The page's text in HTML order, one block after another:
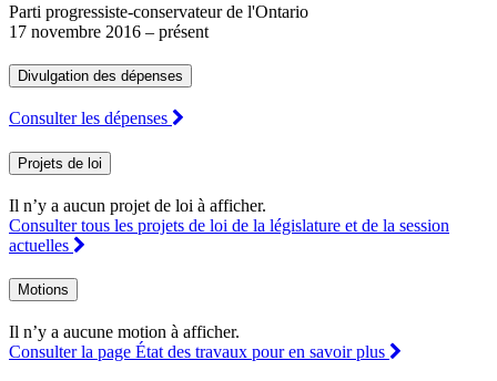
Parti progressiste-conservateur de l'Ontario
17 novembre 2016 – présent
Divulgation des dépenses
Consulter les dépenses
Projets de loi
Il n’y a aucun projet de loi à afficher.
Consulter tous les projets de loi de la législature et de la session
actuelles
Motions
Il n’y a aucune motion à afficher.
Consulter la page État des travaux pour en savoir plus